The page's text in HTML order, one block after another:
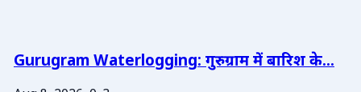
Gurugram Waterlogging: गुरुग्राम में बारिश के...